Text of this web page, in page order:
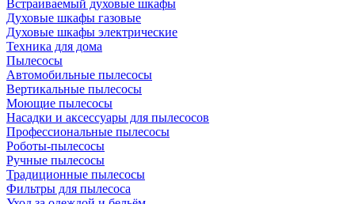
Встраиваемый духовые шкафы
Духовые шкафы газовые
Духовые шкафы электрические
Техника для дома
Пылесосы
Автомобильные пылесосы
Вертикальные пылесосы
Моющие пылесосы
Насадки и аксессуары для пылесосов
Профессиональные пылесосы
Роботы-пылесосы
Ручные пылесосы
Традиционные пылесосы
Фильтры для пылесоса